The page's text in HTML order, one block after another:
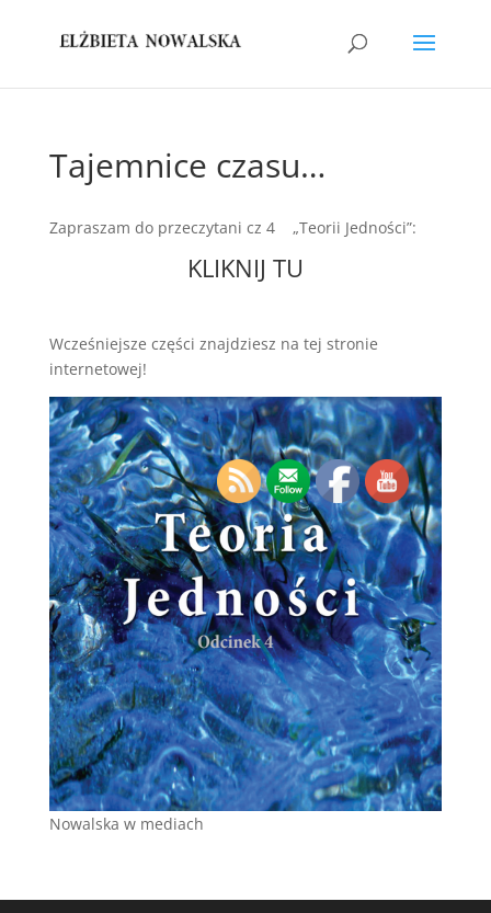
Tajemnice czasu…
Zapraszam do przeczytani cz 4 „Teorii Jedności”:
KLIKNIJ TU
Wcześniejsze części znajdziesz na tej stronie
internetowej!
Nowalska w mediach